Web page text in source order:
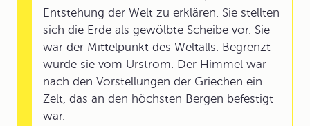
Entstehung der Welt zu erklären. Sie stellten
sich die Erde als gewölbte Scheibe vor. Sie
war der Mittelpunkt des Weltalls. Begrenzt
wurde sie vom Urstrom. Der Himmel war
nach den Vorstellungen der Griechen ein
Zelt, das an den höchsten Bergen befestigt
war.